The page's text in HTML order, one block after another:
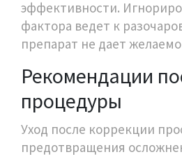
эффективности.
фактора ведет к
препарат не дает
Рекомендации
процедуры
Уход после коррекции
предотвращения